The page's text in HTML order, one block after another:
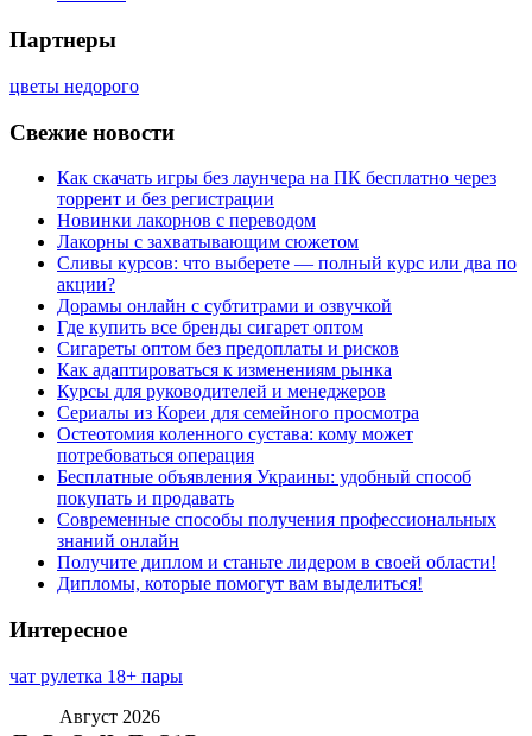
Партнеры
цветы недорого
Свежие новости
Как скачать игры без лаунчера на ПК бесплатно через
торрент и без регистрации
Новинки лакорнов с переводом
Лакорны с захватывающим сюжетом
Сливы курсов: что выберете — полный курс или два по
акции?
Дорамы онлайн с субтитрами и озвучкой
Где купить все бренды сигарет оптом
Сигареты оптом без предоплаты и рисков
Как адаптироваться к изменениям рынка
Курсы для руководителей и менеджеров
Сериалы из Кореи для семейного просмотра
Остеотомия коленного сустава: кому может
потребоваться операция
Бесплатные объявления Украины: удобный способ
покупать и продавать
Современные способы получения профессиональных
знаний онлайн
Получите диплом и станьте лидером в своей области!
Дипломы, которые помогут вам выделиться!
Интересное
чат рулетка 18+ пары
Август 2026